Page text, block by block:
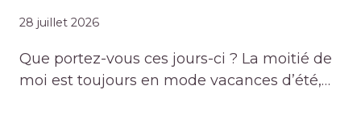
28 juillet 2026
Que portez-vous ces jours-ci ? La moitié de
moi est toujours en mode vacances d’été,…